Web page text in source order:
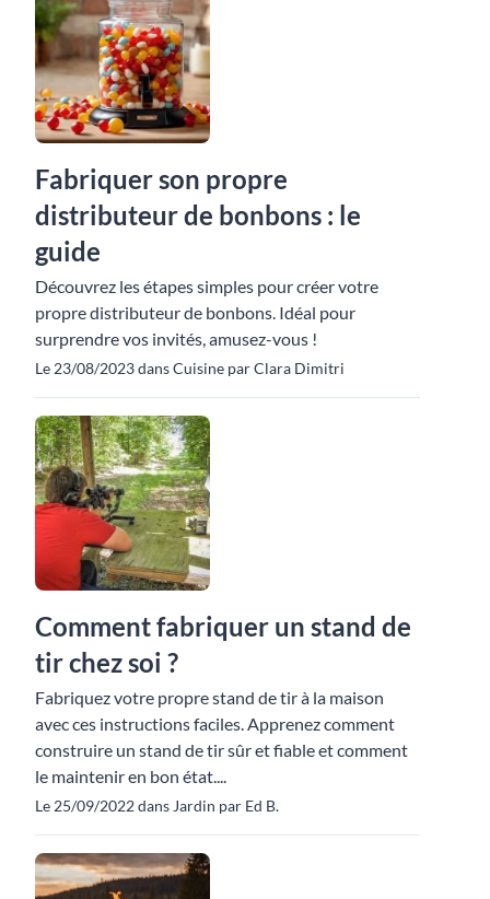
Fabriquer son propre
distributeur de bonbons : le
guide
Découvrez les étapes simples pour créer votre
propre distributeur de bonbons. Idéal pour
surprendre vos invités, amusez-vous !
Le 23/08/2023 dans Cuisine par Clara Dimitri
Comment fabriquer un stand de
tir chez soi ?
Fabriquez votre propre stand de tir à la maison
avec ces instructions faciles. Apprenez comment
construire un stand de tir sûr et fiable et comment
le maintenir en bon état....
Le 25/09/2022 dans Jardin par Ed B.